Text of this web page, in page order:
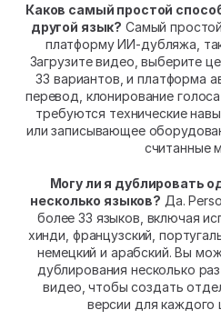
Каков самый простой
другой язык? Самый
платформу ИИ-дубляжа,
Загрузите видео, выберите
33 вариантов, и платформа
перевод, клонирование
требуются технические
или записывающее
считанные
Могу ли я дублировать
несколько языков? Да.
более 33 языков, включая
хинди, французский,
немецкий и арабский. Вы
дублирования несколько
видео, чтобы создать
версии для каждого